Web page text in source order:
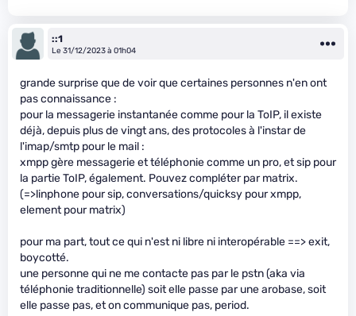
::1
Le 31/12/2023 à 01h04
grande surprise que de voir que certaines personnes n'en ont
pas connaissance :
pour la messagerie instantanée comme pour la ToIP, il existe
déjà, depuis plus de vingt ans, des protocoles à l'instar de
l'imap/smtp pour le mail :
xmpp gère messagerie et téléphonie comme un pro, et sip pour
la partie ToIP, également. Pouvez compléter par matrix.
(=>linphone pour sip, conversations/quicksy pour xmpp,
element pour matrix)
pour ma part, tout ce qui n'est ni libre ni interopérable ==> exit,
boycotté.
une personne qui ne me contacte pas par le pstn (aka via
téléphonie traditionnelle) soit elle passe par une arobase, soit
elle passe pas, et on communique pas, period.